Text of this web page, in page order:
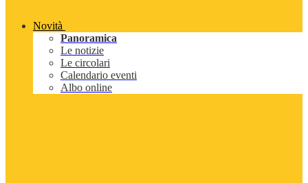
Novità
Panoramica
Le notizie
Le circolari
Calendario eventi
Albo online